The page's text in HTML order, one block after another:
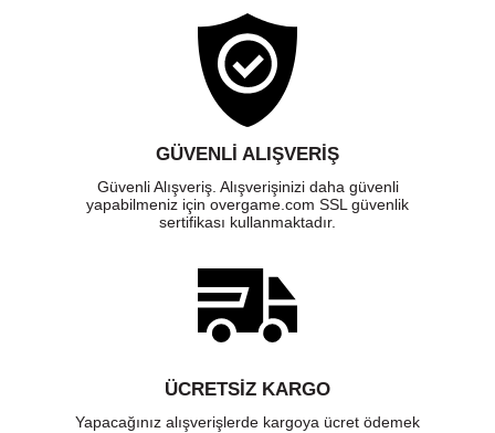
GÜVENLI ALIŞVERIŞ
Güvenli Alışveriş. Alışverişinizi daha güvenli
yapabilmeniz için overgame.com SSL güvenlik
sertifikası kullanmaktadır.
ÜCRETSIZ KARGO
Yapacağınız alışverişlerde kargoya ücret ödemek